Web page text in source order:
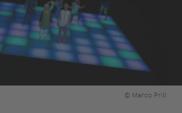
© Marco Prill